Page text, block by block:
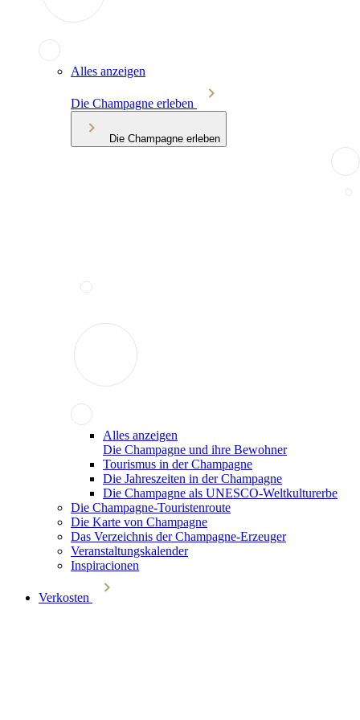
Alles anzeigen
Die Champagne erleben
Die Champagne erleben
Alles anzeigen
Die Champagne und ihre Bewohner
Tourismus in der Champagne
Die Jahreszeiten in der Champagne
Die Champagne als UNESCO-Weltkulturerbe
Die Champagne-Touristenroute
Die Karte von Champagne
Das Verzeichnis der Champagne-Erzeuger
Veranstaltungskalender
Inspiracionen
Verkosten